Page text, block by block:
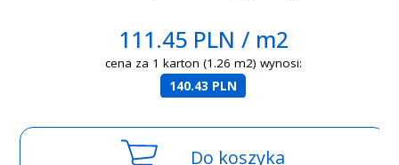
111.45 PLN / m2
cena za 1 karton (1.26 m2) wynosi:
140.43 PLN
Do koszyka